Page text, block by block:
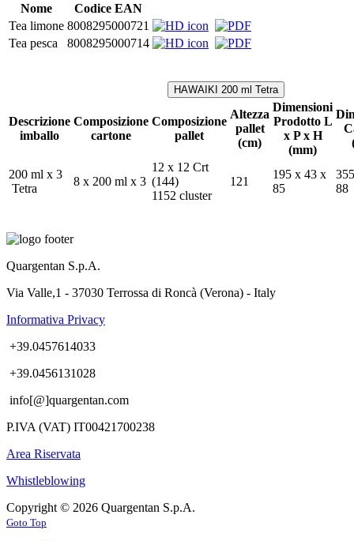
Nome
Codice EAN
Tea limone 8008295000721
Tea pesca
8008295000714
HAWAIKI 200 ml Tetra
Descrizione
imballo
Composizione
cartone
Composizione
pallet
Altezza
pallet
(cm)
Dimensioni
Prodotto L
x P x H
(mm)
200 ml x 3
Tetra
8 x 200 ml x 3
12 x 12 Crt
(144)
1152 cluster
121
195 x 43 x
85
88
Quargentan S.p.A.
Via Valle,1 - 37030 Terrossa di Roncà (Verona) - Italy
Informativa Privacy
+39.0457614033
+39.0456131028
info[@]quargentan.com
P.IVA (VAT) IT00421700238
Area Riservata
Whistleblowing
Copyright © 2026 Quargentan S.p.A.
Goto Top